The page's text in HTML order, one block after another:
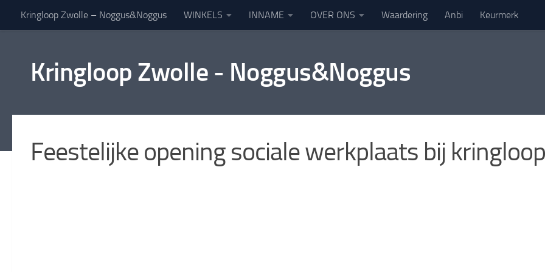
Doorgaan naar inhoud
Kringloop Zwolle – Noggus&Noggus WINKELS INNAME OVER ONS Waardering Anbi Keurmerk
Kringloop Zwolle - Noggus&Noggus
Feestelijke opening sociale werkplaats bij kringloop